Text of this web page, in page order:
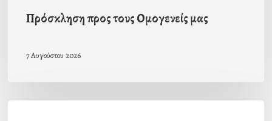
Πρόσκληση προς τους Ομογενείς μας
7 Αυγούστου 2026